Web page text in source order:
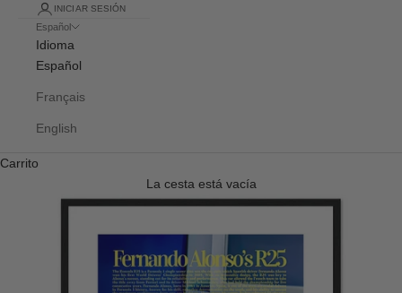
INICIAR SESIÓN
Español
Idioma
Español
Français
English
Carrito
La cesta está vacía